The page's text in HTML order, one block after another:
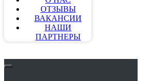
ОТЗЫВЫ
ВАКАНСИИ
НАШИ
ПАРТНЕРЫ